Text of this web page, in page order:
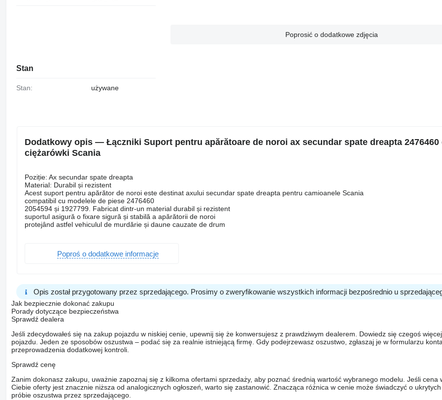
Poprosić o dodatkowe zdjęcia
Stan
Stan: używane
Dodatkowy opis — Łączniki Suport pentru apărătoare de noroi ax secundar spate dreapta 2476460
ciężarówki Scania
Poziție: Ax secundar spate dreapta
Material: Durabil și rezistent
Acest suport pentru apărător de noroi este destinat axului secundar spate dreapta pentru camioanele Scania
compatibil cu modelele de piese 2476460
2054594 și 1927799. Fabricat dintr-un material durabil și rezistent
suportul asigură o fixare sigură și stabilă a apărătorii de noroi
protejând astfel vehiculul de murdărie și daune cauzate de drum
Poproś o dodatkowe informacje
Opis został przygotowany przez sprzedającego. Prosimy o zweryfikowanie wszystkich informacji bezpośrednio u
Jak bezpiecznie dokonać zakupu
Porady dotyczące bezpieczeństwa
Sprawdź dealera
Jeśli zdecydowałeś się na zakup pojazdu w niskiej cenie, upewnij się że konwersujesz z prawdziwym dealerem. Dowiedz się czegoś więcej
pojazdu. Jeden ze sposobów oszustwa – podać się za realnie istniejącą firmę. Gdy podejrzewasz oszustwo, zgłaszaj je w formularzu
przeprowadzenia dodatkowej kontroli.
Sprawdź cenę
Zanim dokonasz zakupu, uważnie zapoznaj się z kilkoma ofertami sprzedaży, aby poznać średnią wartość wybranego modelu. Jeśli cena
Ciebie oferty jest znacznie niższa od analogicznych ogłoszeń, warto się zastanowić. Znacząca różnica w cenie może świadczyć o
próbie oszustwa przez sprzedającego.